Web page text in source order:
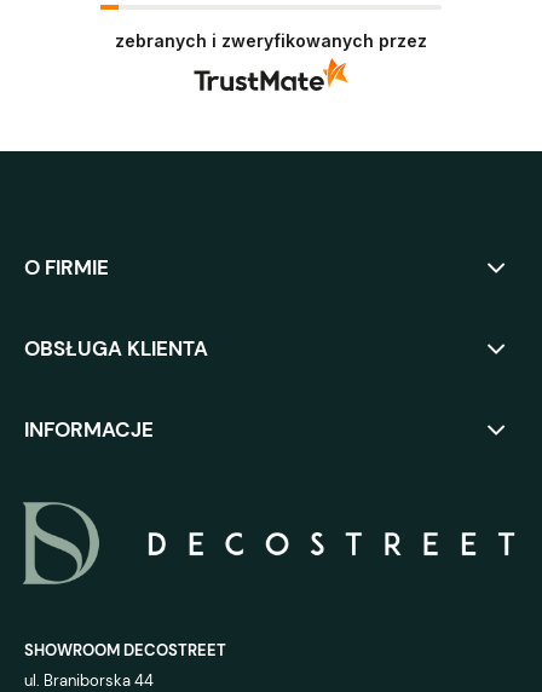
zebranych i zweryfikowanych przez
O FIRMIE
OBSŁUGA KLIENTA
INFORMACJE
SHOWROOM DECOSTREET
ul. Braniborska 44